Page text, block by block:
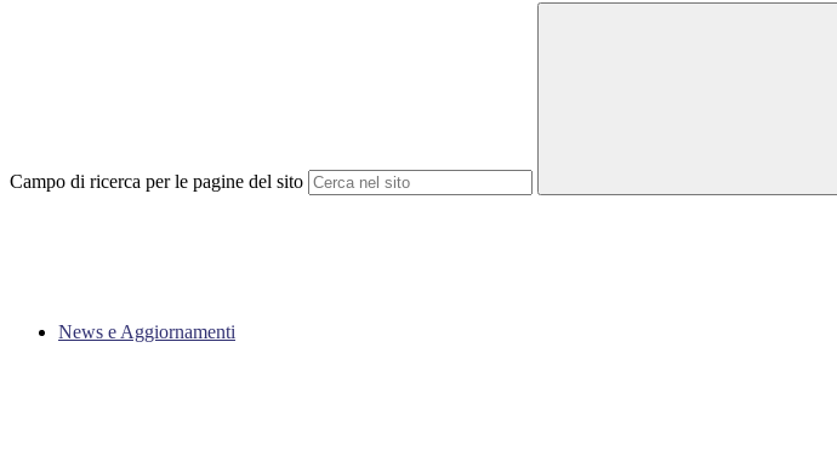
Campo di ricerca per le pagine del sito
News e Aggiornamenti